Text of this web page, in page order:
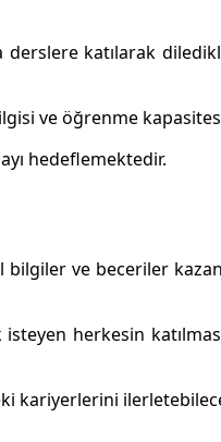
derslere katılarak
ve öğrenme kapasitesi
hedeflemektedir.
bilgiler ve beceriler
herkesin
kariyerlerini